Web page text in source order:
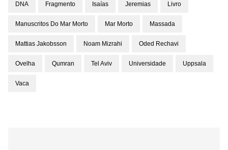
DNA Fragmento Isaías Jeremias Livro
Manuscritos Do Mar Morto Mar Morto Massada
Mattias Jakobsson Noam Mizrahi Oded Rechavi
Ovelha Qumran Tel Aviv Universidade Uppsala
Vaca